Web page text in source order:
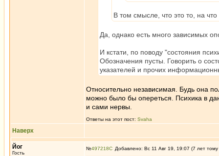
В том смысле, что это то, на
Да, однако есть много зависимых
И кстати, по поводу "состояния
Обозначения пусты. Говорить о
указателей и прочих
Относительно независимая. Будь она
можно было бы опереться. Психика в
и сами нервы.
Ответы на этот пост: Svaha
Наверх
Йог
Гость
№497218 Добавлено: Вс 11 Авг 19, 19:07 (7 лет тому